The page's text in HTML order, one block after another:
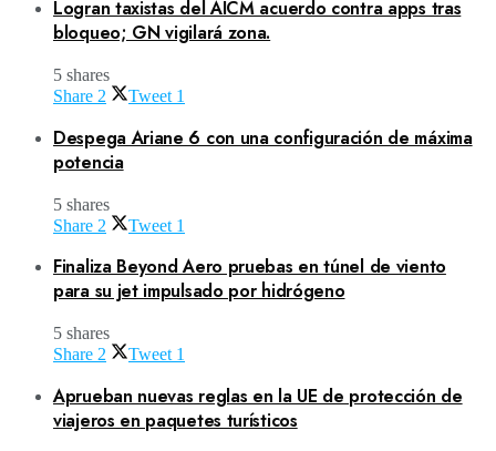
Logran taxistas del AICM acuerdo contra apps tras
bloqueo; GN vigilará zona.
5 shares
Share 2 Tweet 1
Despega Ariane 6 con una configuración de máxima
potencia
5 shares
Share 2 Tweet 1
Finaliza Beyond Aero pruebas en túnel de viento
para su jet impulsado por hidrógeno
5 shares
Share 2 Tweet 1
Aprueban nuevas reglas en la UE de protección de
viajeros en paquetes turísticos